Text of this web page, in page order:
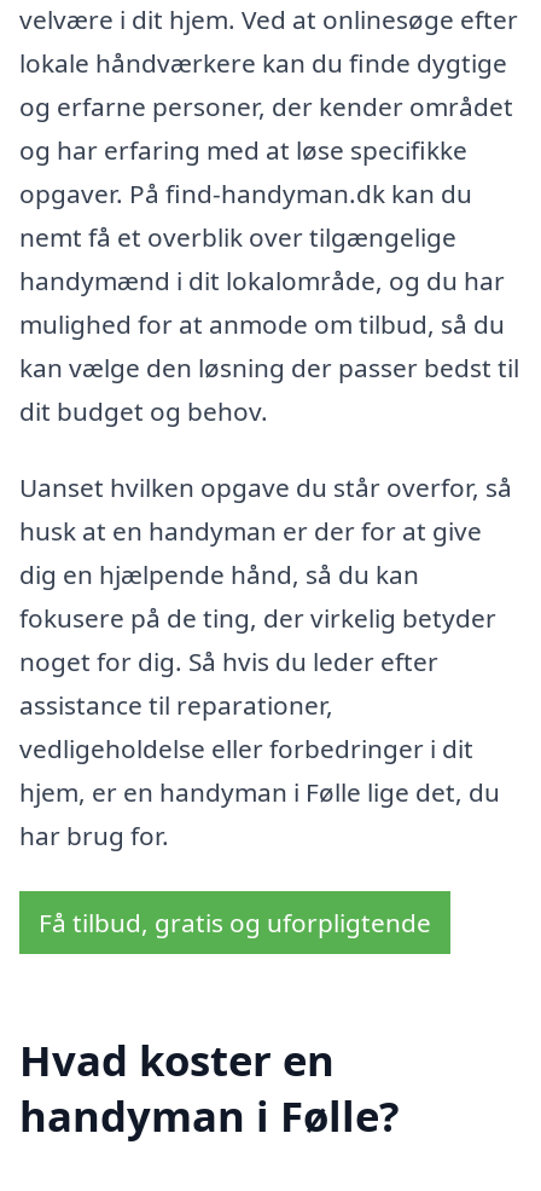
velvære i dit hjem. Ved at onlinesøge efter
lokale håndværkere kan du finde dygtige
og erfarne personer, der kender området
og har erfaring med at løse specifikke
opgaver. På find-handyman.dk kan du
nemt få et overblik over tilgængelige
handymænd i dit lokalområde, og du har
mulighed for at anmode om tilbud, så du
kan vælge den løsning der passer bedst til
dit budget og behov.
Uanset hvilken opgave du står overfor, så
husk at en handyman er der for at give
dig en hjælpende hånd, så du kan
fokusere på de ting, der virkelig betyder
noget for dig. Så hvis du leder efter
assistance til reparationer,
vedligeholdelse eller forbedringer i dit
hjem, er en handyman i Følle lige det, du
har brug for.
Få tilbud, gratis og uforpligtende
Hvad koster en
handyman i Følle?